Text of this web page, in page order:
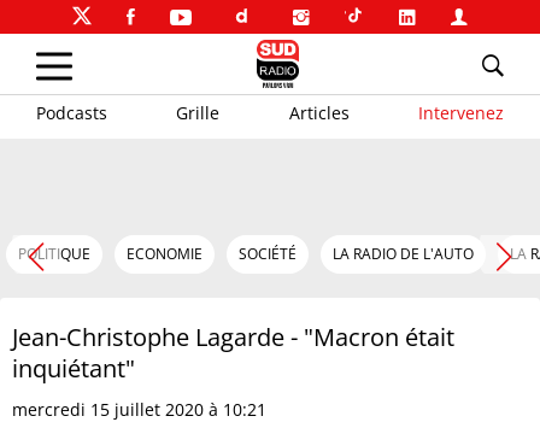
Podcasts Grille Articles Intervenez
POLITIQUE ECONOMIE SOCIÉTÉ LA RADIO DE L'AUTO LA
Jean-Christophe Lagarde - "Macron était
inquiétant"
mercredi 15 juillet 2020 à 10:21